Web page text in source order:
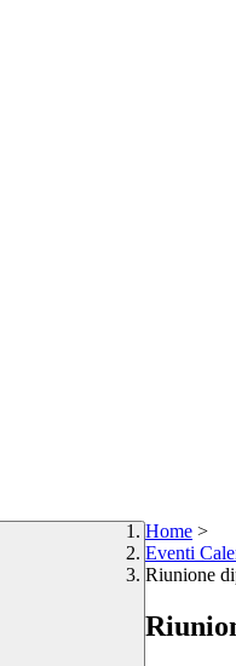
Home >
Eventi
Riunione